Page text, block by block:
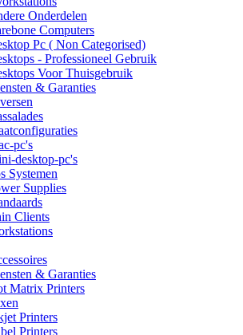
Onderdelen
Computers
Pc ( Non Categorised)
- Professioneel Gebruik
Voor Thuisgebruik
& Garanties
pc's
desktop-pc's
Systemen
Supplies
Clients
& Garanties
Matrix Printers
Printers
Printers